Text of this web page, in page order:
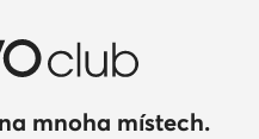
mnoha místech.